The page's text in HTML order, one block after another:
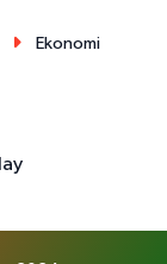
Ekonomi